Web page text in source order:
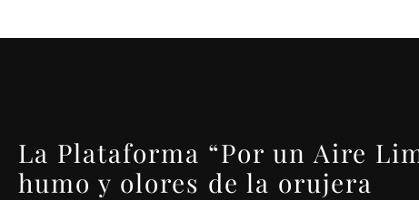
La Plataforma “Por un Aire
humo y olores de la orujera